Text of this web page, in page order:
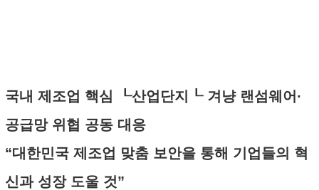
국내 제조업 핵심 ┖산업단지┖ 겨냥 랜섬웨어·
공급망 위협 공동 대응
“대한민국 제조업 맞춤 보안을 통해 기업들의 혁
신과 성장 도울 것”